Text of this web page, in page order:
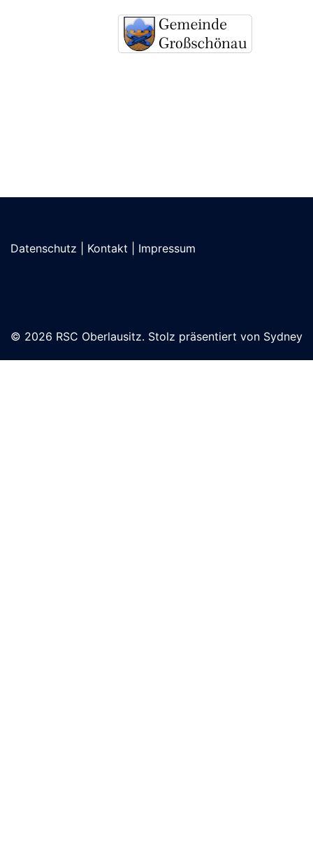
Datenschutz Kontakt Impressum
© 2026 RSC Oberlausitz. Stolz präsentiert von Sydney